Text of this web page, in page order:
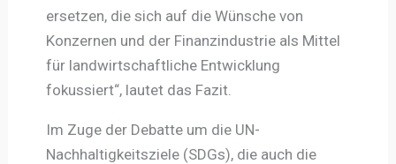
ersetzen, die sich auf die Wünsche von
Konzernen und der Finanzindustrie als Mittel
für landwirtschaftliche Entwicklung
fokussiert“, lautet das Fazit.
Im Zuge der Debatte um die UN-
Nachhaltigkeitsziele (SDGs), die auch die